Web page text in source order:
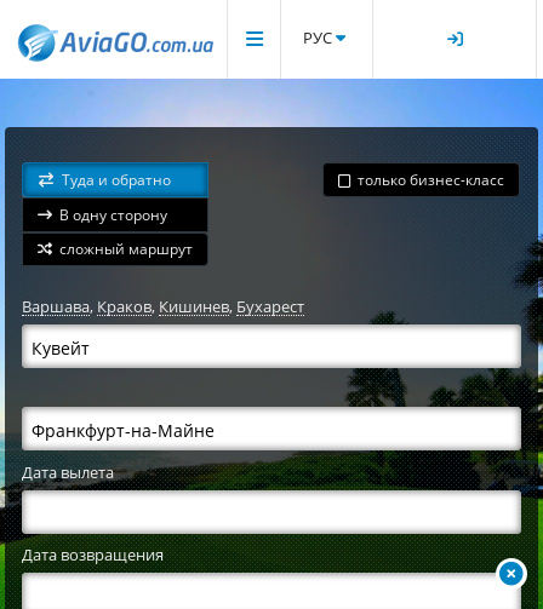
РУС
Туда и обратно
В одну сторону
сложный маршрут
только бизнес-класс
Варшава, Краков,Кишинев,Бухарест
Дата вылета
Дата возвращения